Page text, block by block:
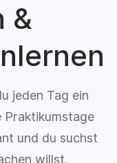
&
jeden Tag ein
Praktikumstage
und du suchst
willst.